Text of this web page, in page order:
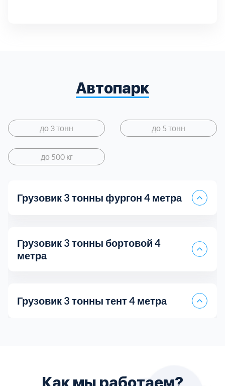
Автопарк
до 3 тонн до 5 тонн
до 500 кг
Грузовик 3 тонны фургон 4 метра
Грузовик 3 тонны бортовой 4
метра
Грузовик 3 тонны тент 4 метра
Пятитонник бортовой
Fiat Doblo